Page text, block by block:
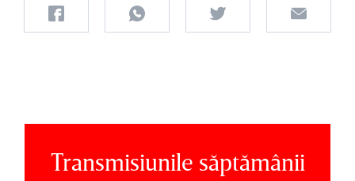
Transmisiunile săptămânii